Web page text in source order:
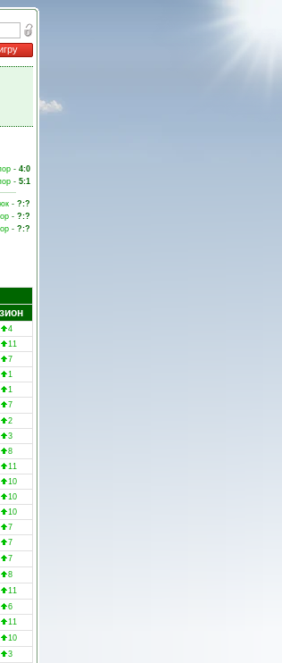
- 4:0
- 5:1
- ?:?
- ?:?
- ?:?
4
11
7
1
1
7
2
3
8
11
10
10
10
7
7
7
8
11
6
11
10
3